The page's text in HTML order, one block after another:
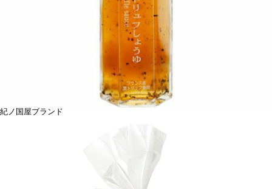
紀ノ国屋ブランド